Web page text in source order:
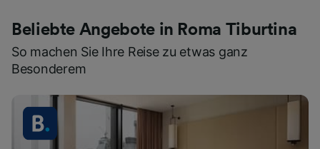
Beliebte Angebote in Roma Tiburtina
So machen Sie Ihre Reise zu etwas ganz
Besonderem